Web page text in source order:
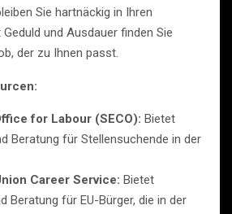
Sie hartnäckig in Ihren
und Ausdauer finden Sie
der zu Ihnen passt.
for Labour (SECO): Bietet
Beratung für Stellensuchende in der
Career Service: Bietet
Beratung für EU-Bürger, die in der